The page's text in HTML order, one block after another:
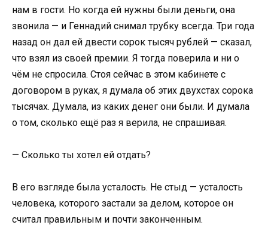
нам в гости. Но когда ей нужны были деньги, она
звонила — и Геннадий снимал трубку всегда. Три года
назад он дал ей двести сорок тысяч рублей — сказал,
что взял из своей премии. Я тогда поверила и ни о
чём не спросила. Стоя сейчас в этом кабинете с
договором в руках, я думала об этих двухстах сорока
тысячах. Думала, из каких денег они были. И думала
о том, сколько ещё раз я верила, не спрашивая.
— Сколько ты хотел ей отдать?
В его взгляде была усталость. Не стыд — усталость
человека, которого застали за делом, которое он
считал правильным и почти законченным.